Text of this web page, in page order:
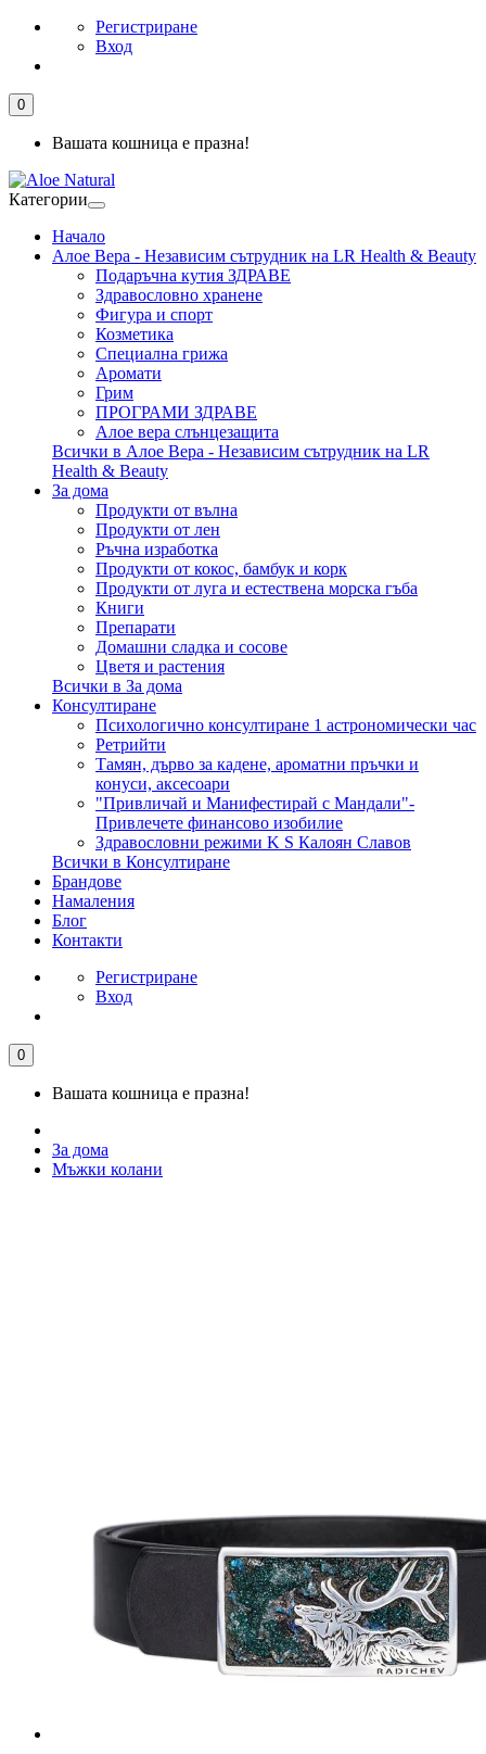
Регистриране
Вход
0
Вашата кошница е празна!
Категории
Начало
Алое Вера - Независим сътрудник на LR Health & Beauty
Подаръчна кутия ЗДРАВЕ
Здравословно хранене
Фигура и спорт
Козметика
Специална грижа
Аромати
Грим
ПРОГРАМИ ЗДРАВЕ
Алое вера слънцезащита
Всички в Алое Вера - Независим сътрудник на LR
Health & Beauty
За дома
Продукти от вълна
Продукти от лен
Ръчна изработка
Продукти от кокос, бамбук и корк
Продукти от луга и естествена морска гъба
Книги
Препарати
Домашни сладка и сосове
Цветя и растения
Всички в За дома
Консултиране
Психологично консултиране 1 астрономически час
Ретрийти
Тамян, дърво за кадене, ароматни пръчки и
конуси, аксесоари
"Привличай и Манифестирай с Мандали"-
Привлечете финансово изобилие
Здравословни режими K S Калоян Славов
Всички в Консултиране
Брандове
Намаления
Блог
Контакти
Регистриране
Вход
0
Вашата кошница е празна!
За дома
Мъжки колани